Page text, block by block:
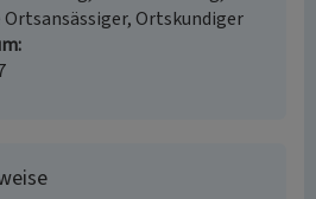
Ortskundiger